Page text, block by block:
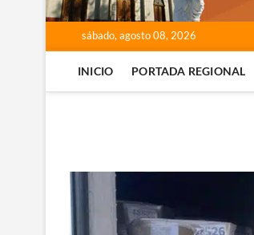
sábado, agosto 08, 2026
INICIO PORTADA REGIONAL